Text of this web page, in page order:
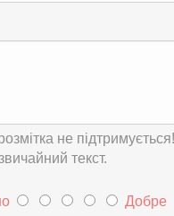
не підтримується!
текст.
Добре